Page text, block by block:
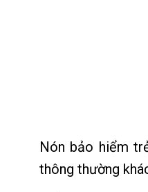
Nón bảo hiểm
thông thường